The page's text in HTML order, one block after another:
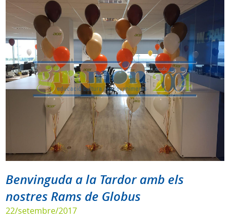
Benvinguda a la Tardor amb els
nostres Rams de Globus
22/setembre/2017